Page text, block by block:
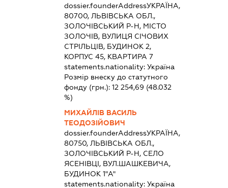
dossier.founderAddressУКРАЇНА,
80700, ЛЬВІВСЬКА ОБЛ.,
ЗОЛОЧІВСЬКИЙ Р-Н, МІСТО
ЗОЛОЧІВ, ВУЛИЦЯ СІЧОВИХ
СТРІЛЬЦІВ, БУДИНОК 2,
КОРПУС 45, КВАРТИРА 7
statements.nationality: Україна
Розмір внеску до статутного
фонду (грн.): 12 254,69 (48.032
%)
МИХАЙЛІВ ВАСИЛЬ
ТЕОДОЗІЙОВИЧ
dossier.founderAddressУКРАЇНА,
80750, ЛЬВІВСЬКА ОБЛ.,
ЗОЛОЧІВСЬКИЙ Р-Н, СЕЛО
ЯСЕНІВЦІ, ВУЛ.ШАШКЕВИЧА,
БУДИНОК 1"А"
statements.nationality: Україна